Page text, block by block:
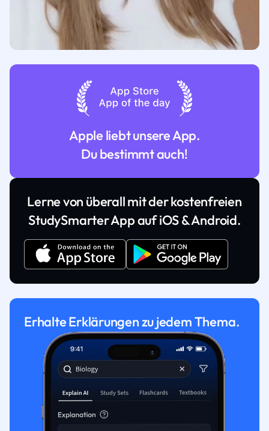
Apple liebt unsere App.
Du bestimmt auch!
Lerne von überall mit der kostenfreien
StudySmarter App auf iOS & Android.
Erhalte Erklärungen zu jedem Thema.